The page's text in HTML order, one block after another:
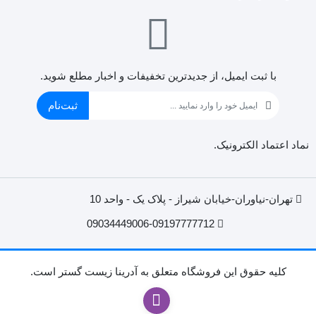
10.1, 10.9
(CH2)3NH+(CH2CH3)2
10.6
Always charged
Quaternary Amine Hydroxide -Si-
با ثبت ایمیل، از جدید‌ترین تخفیفات و اخبار مطلع شوید.
ثبت‌نام
نماد اعتماد الکترونیک.
تهران-نیاوران-خیابان شیراز - پلاک یک - واحد 10
09034449006-09197777712
کليه حقوق اين فروشگاه متعلق به آدرینا زیست گستر است.